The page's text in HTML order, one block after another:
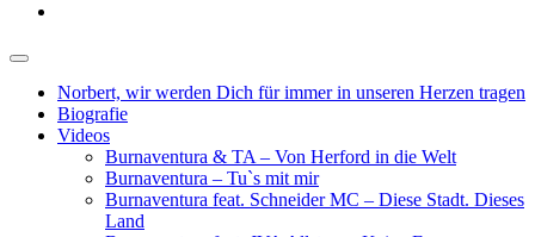
Norbert, wir werden Dich für immer in unseren Herzen tragen
Biografie
Videos
Burnaventura & TA – Von Herford in die Welt
Burnaventura – Tu`s mit mir
Burnaventura feat. Schneider MC – Diese Stadt. Dieses
Land